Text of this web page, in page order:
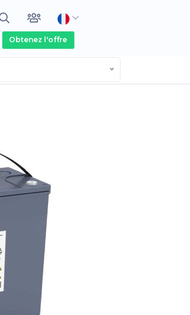
Obtenez l'offre